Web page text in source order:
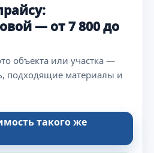
— от 7 800 до
объекта или участка —
подходящие материалы и
такого же